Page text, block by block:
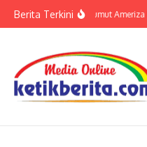
Berita TerkiniKPwBI Sumut